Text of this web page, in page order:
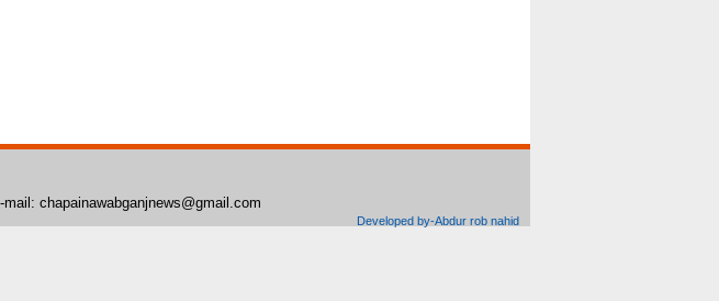
e-mail: chapainawabganjnews@gmail.com
Developed by-Abdur rob nahid